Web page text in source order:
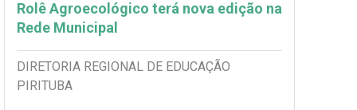
Rolê Agroecológico terá nova edição na
Rede Municipal
DIRETORIA REGIONAL DE EDUCAÇÃO
PIRITUBA